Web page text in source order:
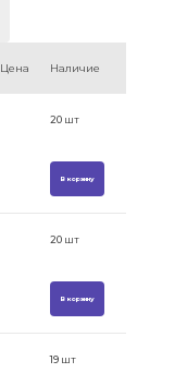
Цена Наличие
20шт
В корзину
20шт
В корзину
19шт